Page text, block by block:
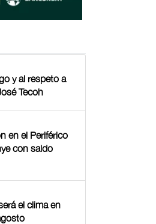
y al respeto a
Tecoh
en el Periférico
con saldo
el clima en